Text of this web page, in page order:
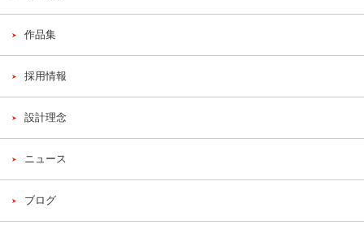
作品集
採用情報
設計理念
ニュース
ブログ